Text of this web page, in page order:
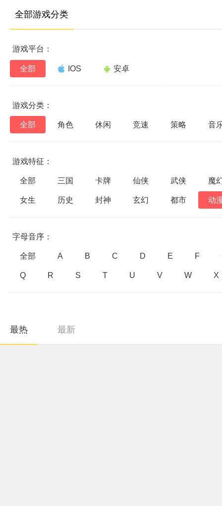
全部游戏分类
游戏平台：
全部 IOS 安卓
游戏分类：
全部 角色 休闲 竞速 策略 音
游戏特征：
全部 三国 卡牌 仙侠 武侠 魔
女生 历史 封神 玄幻 都市 动
字母音序：
全部 A B C D E F
Q R S T U V W X
最热 最新